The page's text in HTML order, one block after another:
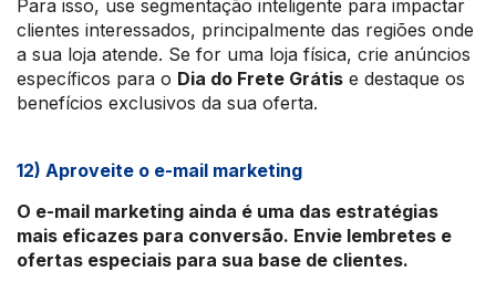
Para isso, use segmentação inteligente para impactar
clientes interessados, principalmente das regiões onde
a sua loja atende. Se for uma loja física, crie anúncios
específicos para o Dia do Frete Grátis e destaque os
benefícios exclusivos da sua oferta.
12) Aproveite o e-mail marketing
O e-mail marketing ainda é uma das estratégias
mais eficazes para conversão. Envie lembretes e
ofertas especiais para sua base de clientes.